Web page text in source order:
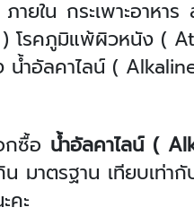
ภายใน กระเพาะอา
โรคภูมิแพ้ผิวหนัง (
อัลคาไลน์ (
ซื้อ น้ำอัลคาไลน์ (
มาตรฐาน เทียบเท่า
คะ